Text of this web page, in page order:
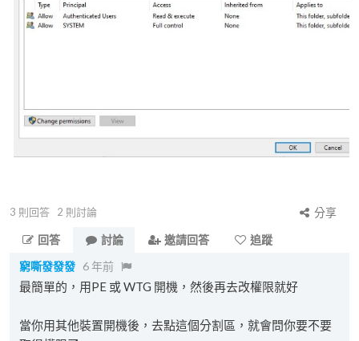
3 則回答 2 則討論
分享
回答
討論 邀請回答
追蹤
窮嘶發發發 6 年前
最簡單的，用PE 或 WTG 開機，然後再去改權限就好
當你用其他裝置開機後，去點這個分割區，就會問你要不要